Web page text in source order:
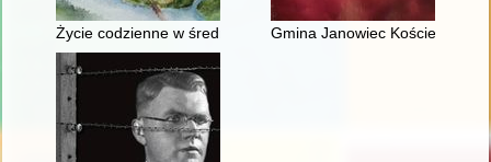
Życie codzienne w średniowiecznym Santoku : od drugiej
Gmina Janowiec Kościelny :